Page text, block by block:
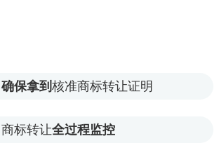
确保拿到 核准商标转让证明
商标转让全过程监控